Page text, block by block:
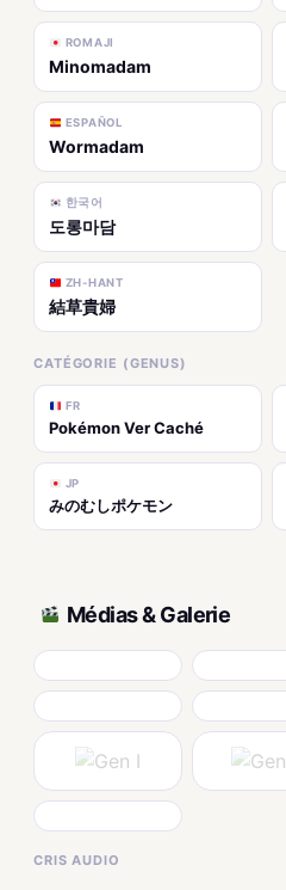
ROMAJI
Minomadam
ESPAÑOL
Wormadam
한국어
도롱마담
ZH-HANT
結草貴婦
CATÉGORIE (GENUS)
FR
Pokémon Ver Caché
JP
みのむしポケモン
Médias & Galerie
CRIS AUDIO